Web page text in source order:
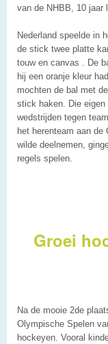
van de NHBB, 10 jaar
Nederland speelde in
de stick twee platte
touw en canvas . De
hij een oranje kleur
mochten de bal met
stick haken. Die
wedstrijden tegen
het herenteam aan
wilde deelnemen,
regels spelen.
Groei
Na de mooie 2de
Olympische Spelen
hockeyen. Vooral